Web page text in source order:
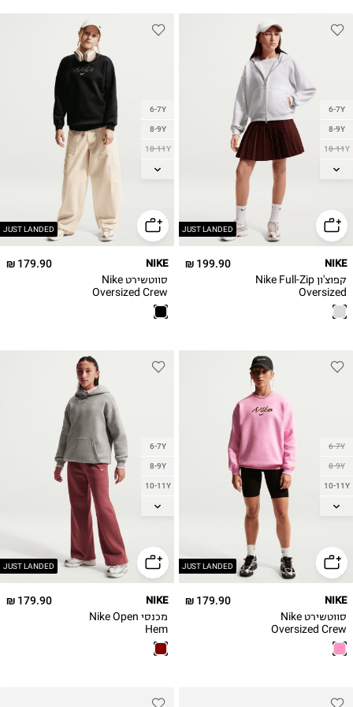
JUST LANDED
6-7Y
8-9Y
10-11Y
12-13
199.90 ₪ NIKE
קפוצ'ון Nike Full-Zip
Oversized
JUST LANDED
6-7Y
8-9Y
10-11Y
12-13
179.90 ₪ NIKE
סווטשירט Nike
Oversized Crew
JUST LANDED
6-7Y
8-9Y
10-11Y
12-13
179.90 ₪ NIKE
סווטשירט Nike
Oversized Crew
JUST LANDED
6-7Y
8-9Y
10-11Y
12-13
179.90 ₪ NIKE
מכנסי Nike Open
Hem